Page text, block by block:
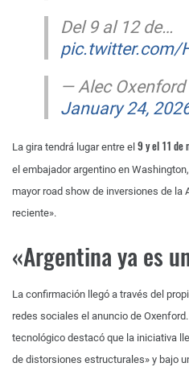
Del 9 al 12 de…
pic.twitter.com/
— Alec
January 24,
La gira tendrá lugar entre el 9 y el 11 de
el embajador argentino en Washington,
mayor road show de inversiones de la
reciente».
«Argentina ya es
La confirmación llegó a través del
redes sociales el anuncio de
tecnológico destacó que la iniciativa
de distorsiones estructurales» y bajo